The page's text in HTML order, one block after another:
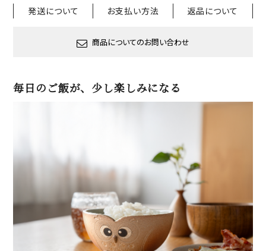
発送について お支払い方法 返品について
商品についてのお問い合わせ
毎日のご飯が、少し楽しみになる